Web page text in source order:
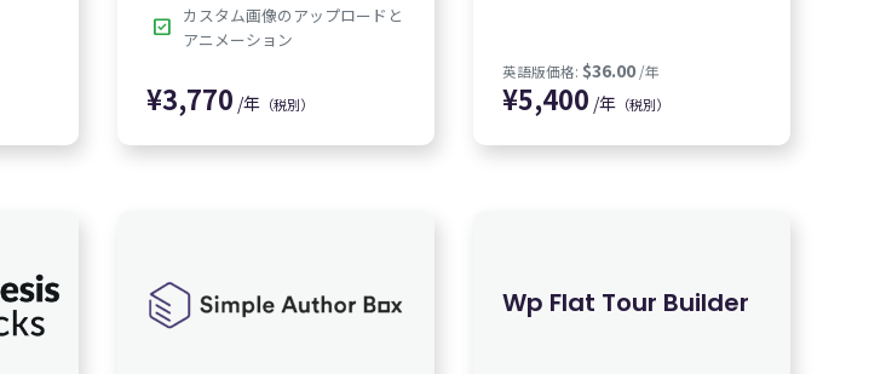
check_box カスタム画像のアップロードと
アニメーション
/年（税別） /年 （税別）
Wp Flat Tour Builder